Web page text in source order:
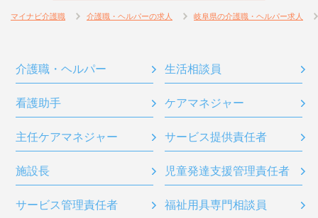
マイナビ介護職 介護職・ヘルパーの求人 岐阜県の介護職・ヘルパー求人
介護職・ヘルパー 生活相談員
看護助手 ケアマネジャー
主任ケアマネジャー サービス提供責任者
施設長 児童発達支援管理責任者
サービス管理責任者 福祉用具専門相談員